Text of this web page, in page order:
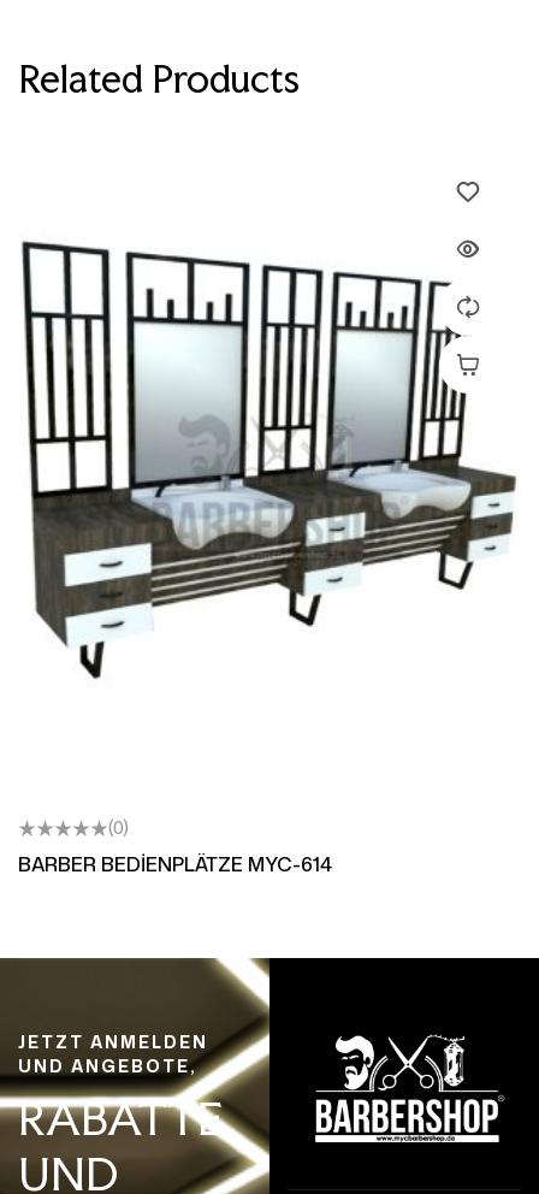
Related Products
(0)
BARBER BEDİENPLÄTZE MYC-614
JETZT ANMELDEN
UND ANGEBOTE,
RABATTE
UND